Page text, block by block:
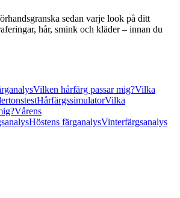
sedan varje look på ditt
hår, smink och kläder – innan du
Vilken hårfärg passar mig?Vilka
HårfärgssimulatorVilka
Vårens
Höstens färganalysVinterfärgsanalys